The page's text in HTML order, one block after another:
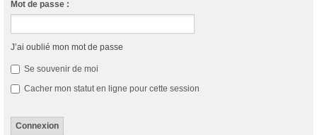
Mot de passe :
J’ai oublié mon mot de passe
Se souvenir de moi
Cacher mon statut en ligne pour cette session